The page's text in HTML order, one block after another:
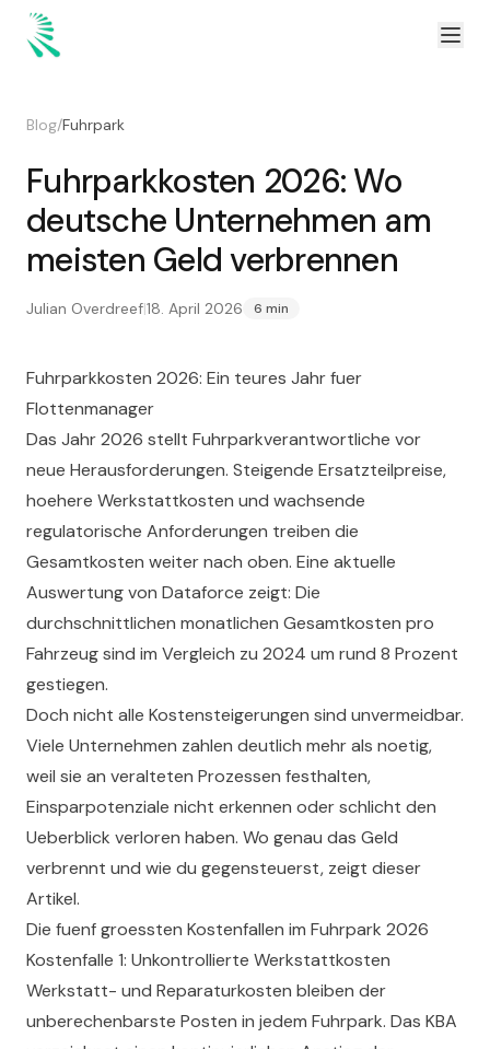
Zum Inhalt springen
Zum Hauptinhalt springen
Blog/Fuhrpark
Fuhrparkkosten 2026: Wo
deutsche Unternehmen am
meisten Geld verbrennen
Julian Overdreef|18. April 2026 6 min
Fuhrparkkosten 2026: Ein teures Jahr fuer
Flottenmanager
Das Jahr 2026 stellt Fuhrparkverantwortliche vor
neue Herausforderungen. Steigende Ersatzteilpreise,
hoehere Werkstattkosten und wachsende
regulatorische Anforderungen treiben die
Gesamtkosten weiter nach oben. Eine aktuelle
Auswertung von Dataforce zeigt: Die
durchschnittlichen monatlichen Gesamtkosten pro
Fahrzeug sind im Vergleich zu 2024 um rund 8 Prozent
gestiegen.
Doch nicht alle Kostensteigerungen sind unvermeidbar.
Viele Unternehmen zahlen deutlich mehr als noetig,
weil sie an veralteten Prozessen festhalten,
Einsparpotenziale nicht erkennen oder schlicht den
Ueberblick verloren haben. Wo genau das Geld
verbrennt und wie du gegensteuerst, zeigt dieser
Artikel.
Die fuenf groessten Kostenfallen im Fuhrpark 2026
Kostenfalle 1: Unkontrollierte Werkstattkosten
Werkstatt- und Reparaturkosten bleiben der
unberechenbarste Posten in jedem Fuhrpark. Das KBA